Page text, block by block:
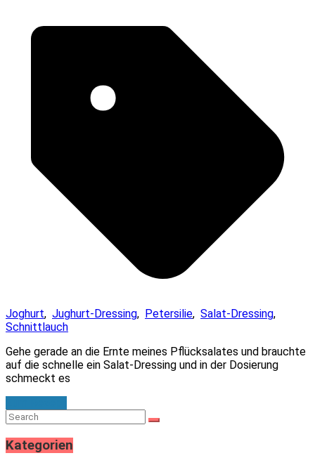
Joghurt, Jughurt-Dressing, Petersilie, Salat-Dressing,
Schnittlauch
Gehe gerade an die Ernte meines Pflücksalates und brauchte
auf die schnelle ein Salat-Dressing und in der Dosierung
schmeckt es
Kategorien